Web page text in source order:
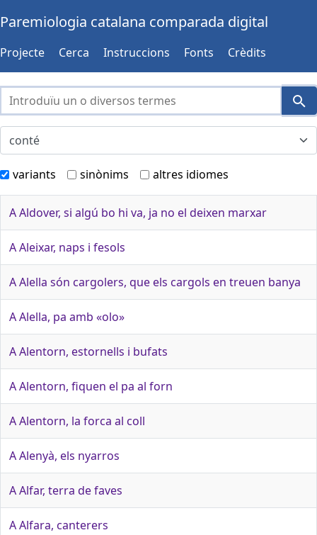
Paremiologia catalana comparada digital
Projecte Cerca Instruccions Fonts Crèdits
variants sinònims altres idiomes
A Aldover, si algú bo hi va, ja no el deixen marxar
A Aleixar, naps i fesols
A Alella són cargolers, que els cargols en treuen banya
A Alella, pa amb «olo»
A Alentorn, estornells i bufats
A Alentorn, fiquen el pa al forn
A Alentorn, la forca al coll
A Alenyà, els nyarros
A Alfar, terra de faves
A Alfara, canterers